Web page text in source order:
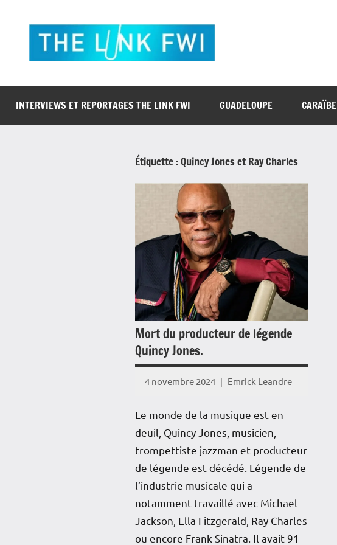
Link
Fwi
INTERVIEWS ET REPORTAGES THE LINK FWI GUADELOUPE CARAÏBE
Étiquette :Quincy Jones et Ray Charles
Mort du producteur de légende
Quincy Jones.
4 novembre 2024 Emrick Leandre
Le monde de la musique est en
deuil, Quincy Jones, musicien,
trompettiste jazzman et producteur
de légende est décédé. Légende de
l’industrie musicale qui a
notamment travaillé avec Michael
Jackson, Ella Fitzgerald, Ray Charles
ou encore Frank Sinatra. Il avait 91